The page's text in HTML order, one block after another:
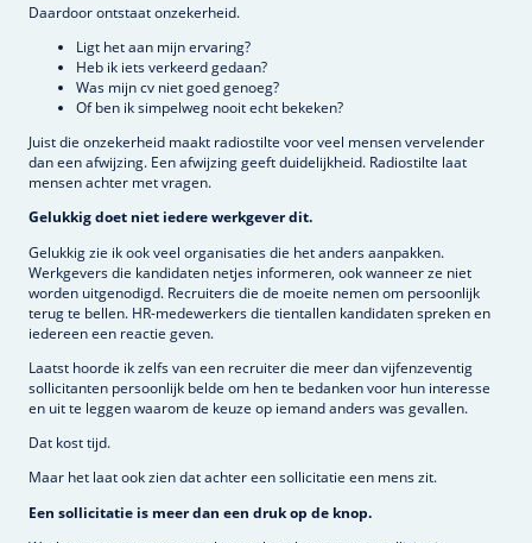
Daardoor ontstaat onzekerheid.
Ligt het aan mijn ervaring?
Heb ik iets verkeerd gedaan?
Was mijn cv niet goed genoeg?
Of ben ik simpelweg nooit echt bekeken?
Juist die onzekerheid maakt radiostilte voor veel mensen vervelender
dan een afwijzing. Een afwijzing geeft duidelijkheid. Radiostilte laat
mensen achter met vragen.
Gelukkig doet niet iedere werkgever dit.
Gelukkig zie ik ook veel organisaties die het anders aanpakken.
Werkgevers die kandidaten netjes informeren, ook wanneer ze niet
worden uitgenodigd. Recruiters die de moeite nemen om persoonlijk
terug te bellen. HR-medewerkers die tientallen kandidaten spreken en
iedereen een reactie geven.
Laatst hoorde ik zelfs van een recruiter die meer dan vijfenzeventig
sollicitanten persoonlijk belde om hen te bedanken voor hun interesse
en uit te leggen waarom de keuze op iemand anders was gevallen.
Dat kost tijd.
Maar het laat ook zien dat achter een sollicitatie een mens zit.
Een sollicitatie is meer dan een druk op de knop.